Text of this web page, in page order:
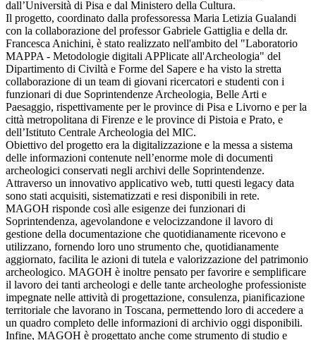
dall’Università di Pisa e dal Ministero della Cultura.
Il progetto, coordinato dalla professoressa Maria Letizia Gualandi
con la collaborazione del professor Gabriele Gattiglia e della dr.
Francesca Anichini, è stato realizzato nell'ambito del "Laboratorio
MAPPA - Metodologie digitali APPlicate all'Archeologia" del
Dipartimento di Civiltà e Forme del Sapere e ha visto la stretta
collaborazione di un team di giovani ricercatori e studenti con i
funzionari di due Soprintendenze Archeologia, Belle Arti e
Paesaggio, rispettivamente per le province di Pisa e Livorno e per la
città metropolitana di Firenze e le province di Pistoia e Prato, e
dell’Istituto Centrale Archeologia del MIC.
Obiettivo del progetto era la digitalizzazione e la messa a sistema
delle informazioni contenute nell’enorme mole di documenti
archeologici conservati negli archivi delle Soprintendenze.
Attraverso un innovativo applicativo web, tutti questi legacy data
sono stati acquisiti, sistematizzati e resi disponibili in rete.
MAGOH risponde così alle esigenze dei funzionari di
Soprintendenza, agevolandone e velocizzandone il lavoro di
gestione della documentazione che quotidianamente ricevono e
utilizzano, fornendo loro uno strumento che, quotidianamente
aggiornato, facilita le azioni di tutela e valorizzazione del patrimonio
archeologico. MAGOH è inoltre pensato per favorire e semplificare
il lavoro dei tanti archeologi e delle tante archeologhe professioniste
impegnate nelle attività di progettazione, consulenza, pianificazione
territoriale che lavorano in Toscana, permettendo loro di accedere a
un quadro completo delle informazioni di archivio oggi disponibili.
Infine, MAGOH è progettato anche come strumento di studio e